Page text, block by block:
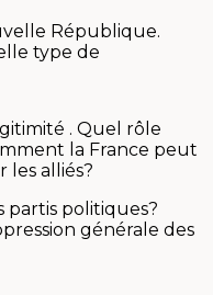
République.
type de
. Quel rôle
la France peut
alliés?
partis politiques?
générale des